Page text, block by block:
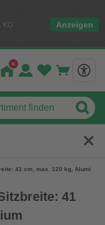
KG
Anzeigen
41 cm, max. 120 kg, Aluminium
41